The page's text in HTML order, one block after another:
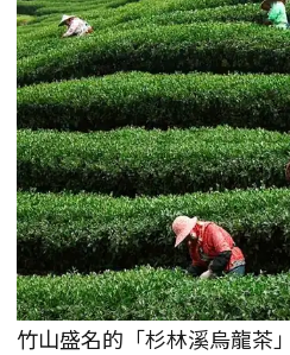
竹山盛名的「杉林溪烏龍茶